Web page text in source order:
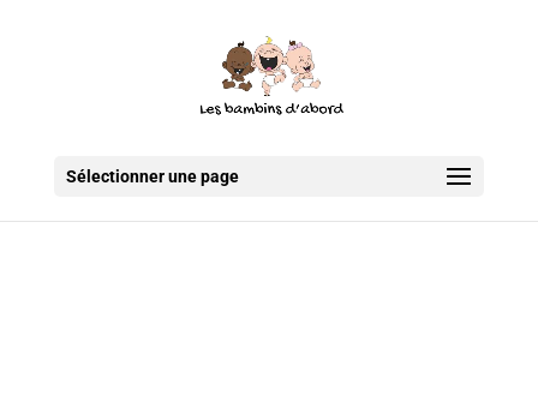
Sélectionner une page